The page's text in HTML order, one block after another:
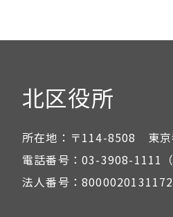
北区役所
所在地： 〒114-8508 東京
電話番号： 03-3908-1111
法人番号： 8000020131172